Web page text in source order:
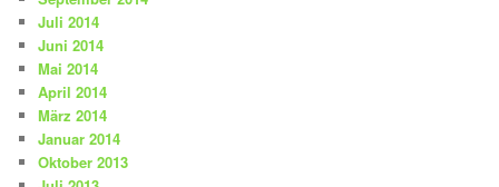
Juli 2014
Juni 2014
Mai 2014
April 2014
März 2014
Januar 2014
Oktober 2013